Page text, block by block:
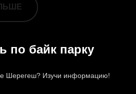
по байк парку
Шерегеш? Изучи информацию!